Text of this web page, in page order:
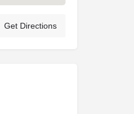
Get Directions